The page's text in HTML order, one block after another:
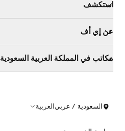
استكشف
عن إي أف
مكاتب في المملكة العربية السعودية
السعودية / عربيالعربية